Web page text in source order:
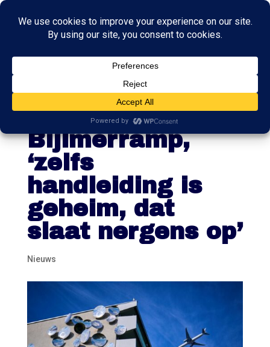
Kamer wil
inzage stukken
Bijlmerramp,
‘zelfs
handleiding is
geheim, dat
slaat nergens op’
Nieuws